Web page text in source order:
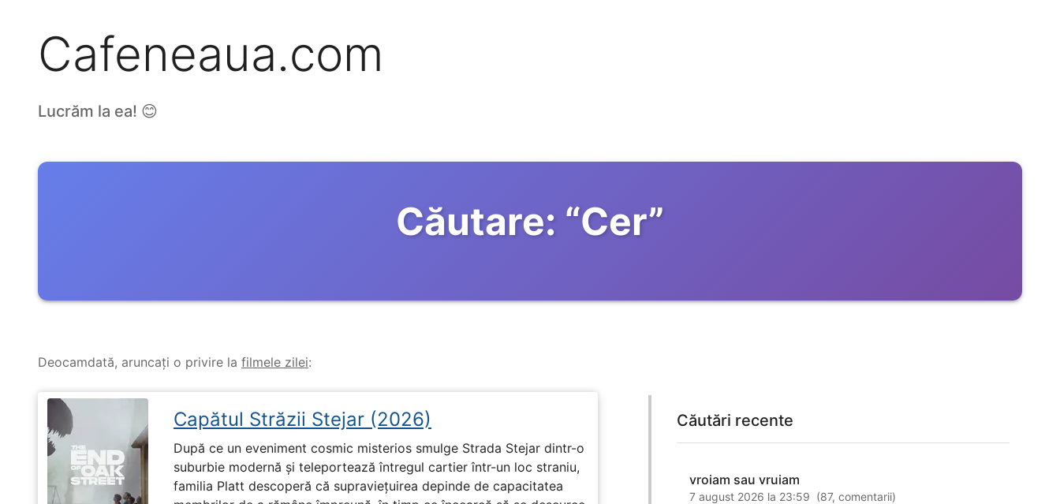
Cafeneaua.com
Lucrăm la ea! 😊
Căutare: “Cer”
Deocamdată, aruncați o privire la filmele zilei:
Capătul Străzii Stejar (2026)
După ce un eveniment cosmic misterios smulge Strada Stejar dintr-o
suburbie modernă și teleportează întregul cartier într-un loc straniu,
familia Platt descoperă că supraviețuirea depinde de capacitatea
Căutări recente
vroiam sau vruiam
7 august 2026 la 23:59 (87,comentarii)